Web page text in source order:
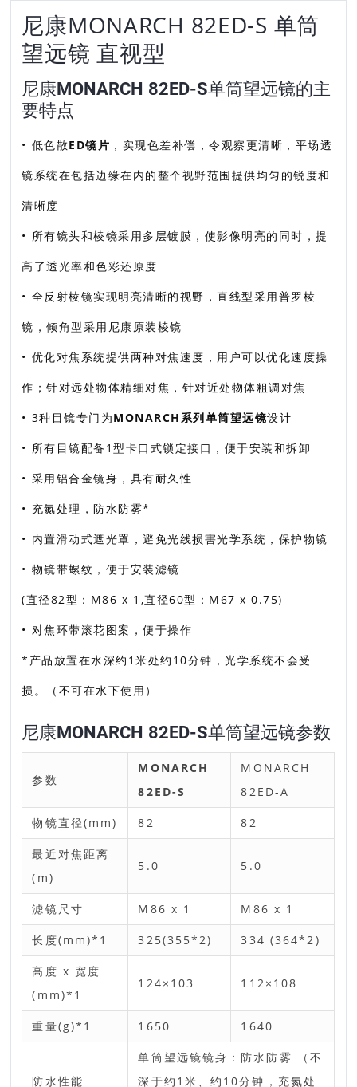
尼康MONARCH 82ED-S 单筒
望远镜 直视型
尼康MONARCH 82ED-S单筒望远镜的主
要特点
• 低色散ED镜片 ，实现色差补偿，令观察更清晰，平场透
镜系统在包括边缘在内的整个视野范围提供均匀的锐度和
清晰度
• 所有镜头和棱镜采用多层镀膜，使影像明亮的同时，提
高了透光率和色彩还原度
• 全反射棱镜实现明亮清晰的视野，直线型采用普罗棱
镜，倾角型采用尼康原装棱镜
• 优化对焦系统提供两种对焦速度，用户可以优化速度操
作；针对远处物体精细对焦，针对近处物体粗调对焦
• 3种目镜专门为MONARCH系列单筒望远镜设计
• 所有目镜配备1型卡口式锁定接口，便于安装和拆卸
• 采用铝合金镜身，具有耐久性
• 充氮处理，防水防雾*
• 内置滑动式遮光罩，避免光线损害光学系统，保护物镜
• 物镜带螺纹，便于安装滤镜
(直径82型：M86 x 1,直径60型：M67 x 0.75)
• 对焦环带滚花图案，便于操作
*产品放置在水深约1米处约10分钟，光学系统不会受
损。（不可在水下使用）
尼康MONARCH 82ED-S单筒望远镜参数
参数
MONARCH
82ED-S
MONARCH
82ED-A
物镜直径(mm) 82 82
最近对焦距离
(m)
5.0 5.0
滤镜尺寸 M86 x 1 M86 x 1
长度(mm)*1 325(355*2) 334 (364*2)
高度 x 宽度
(mm)*1
124×103 112×108
重量(g)*1 1650 1640
防水性能
单筒望远镜镜身：防水防雾 （不
深于约1米、约10分钟，充氮处